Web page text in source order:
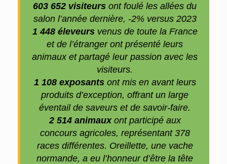
603 652 visiteurs ont foulé les allées du
salon l’année dernière, -2% versus 2023
1 448 éleveursvenus de toute la France
et de l’étranger ont présenté leurs
animaux et partagé leur passion avec les
visiteurs.
1 108 exposantsont mis en avant leurs
produits d’exception, offrant un large
éventail de saveurs et de savoir-faire.
2 514 animauxont participé aux
concours agricoles, représentant 378
races différentes. Oreillette, une vache
normande, a eu l’honneur d’être la tête